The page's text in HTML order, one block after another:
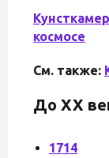
космосе
См. также:
До XX
1714